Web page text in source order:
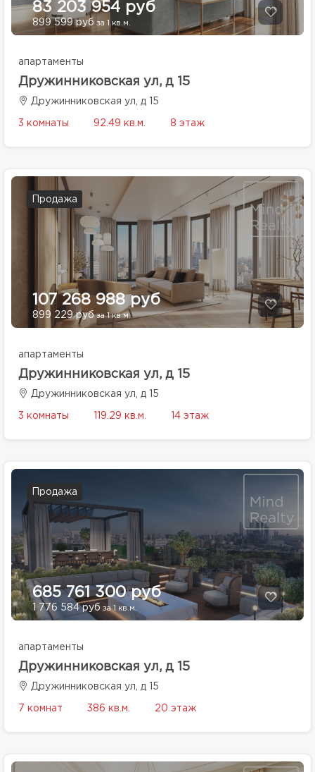
83 203 954 руб
899 599 руб за 1 кв.м.
апартаменты
Дружинниковская ул, д 15
Дружинниковская ул, д 15
3 комнаты 92.49 кв.м. 8 этаж
Продажа
107 268 988 руб
899 229 рубза 1 кв.м.
апартаменты
Дружинниковская ул, д 15
Дружинниковская ул, д 15
3 комнаты 119.29 кв.м. 14 этаж
Продажа
685 761 300 руб
1 776 584 руб за 1 кв.м.
апартаменты
Дружинниковская ул, д 15
Дружинниковская ул, д 15
7 комнат 386 кв.м. 20 этаж